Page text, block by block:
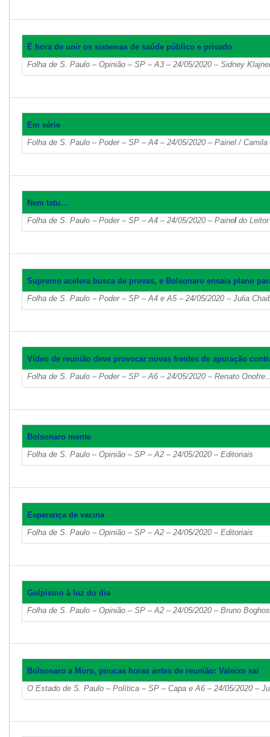
É hora de unir os sistemas de saúde público e privado
Folha de S. Paulo – Opinião – SP – A3 – 24/05/2020 – Sidney
Em série
Folha de S. Paulo – Poder – SP – A4 – 24/05/2020 – Painel / Camila
Nem tatu…
Folha de S. Paulo – Poder – SP – A4 – 24/05/2020 – Painel do Leitor
Supremo acelera busca de provas, e Bolsonaro ensaia plano
Folha de S. Paulo – Poder – SP – A4 e A5 – 24/05/2020 – Julia
Vídeo de reunião deve provocar novas frentes de apuração
Folha de S. Paulo – Poder – SP – A6 – 24/05/2020 – Renato
Bolsonaro mente
Folha de S. Paulo – Opinião – SP – A2 – 24/05/2020 – Editoriais
Esperança de vacina
Folha de S. Paulo – Opinião – SP – A2 – 24/05/2020 – Editoriais
Golpismo à luz do dia
Folha de S. Paulo – Opinião – SP – A2 – 24/05/2020 – Bruno
Bolsonaro a Moro, poucas horas antes de reunião: Valeixo sai
O Estado de S. Paulo – Política – SP – Capa e A6 – 24/05/2020 –